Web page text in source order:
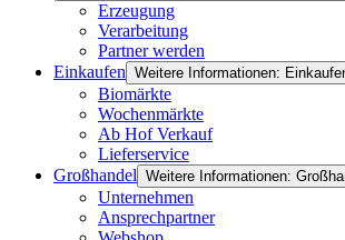
Erzeugung
Verarbeitung
Partner werden
Einkaufen Weitere Informationen:
Biomärkte
Wochenmärkte
Ab Hof Verkauf
Lieferservice
Großhandel Weitere Informationen:
Unternehmen
Ansprechpartner